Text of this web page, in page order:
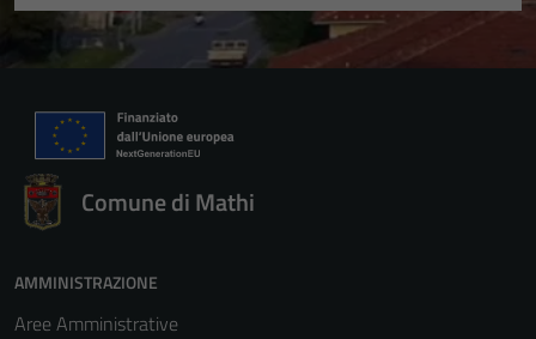
Comune di Mathi
AMMINISTRAZIONE
Aree Amministrative